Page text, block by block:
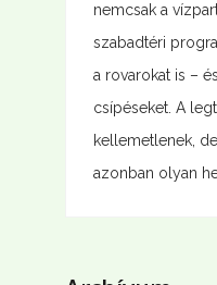
nemcsak a
szabadtéri
a rovarokat is –
csípéseket. A
kellemetlenek,
azonban olyan